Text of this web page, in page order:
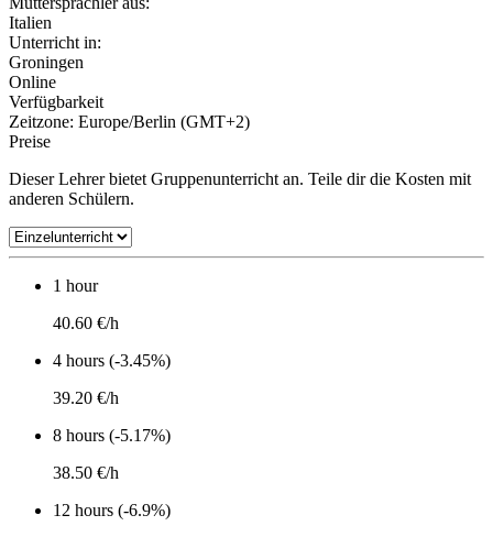
Italien
Unterricht in:
Groningen
Online
Verfügbarkeit
Zeitzone: Europe/Berlin (GMT+2)
Preise
Dieser Lehrer bietet Gruppenunterricht an. Teile dir die Kosten mit
anderen Schülern.
1 hour
40.60 €/h
4 hours (-3.45%)
39.20 €/h
8 hours (-5.17%)
38.50 €/h
12 hours (-6.9%)